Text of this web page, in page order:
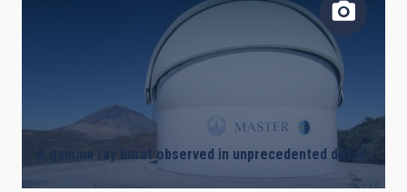
A gamma ray burst observed in unprecedented detail